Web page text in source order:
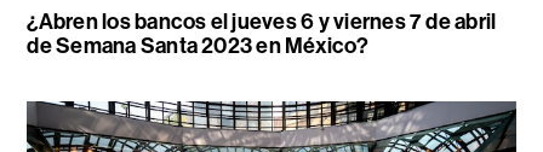
¿Abren los bancos el jueves 6 y viernes 7 de abril
de Semana Santa 2023 en México?